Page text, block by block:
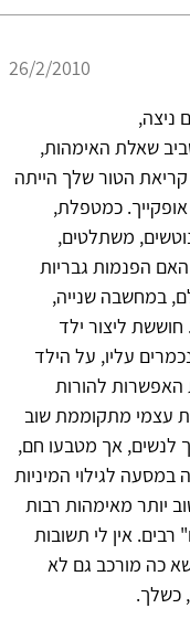
26/2/2010
ניצה,
סביב שאלת האימהות,
קריאת הטור שלך הייתה
כמטפלת,
משתלטים,
הפנמות גבריות
במחשבה שנייה,
ליצור ילד
עליו, על הילד
האפשרות להורות
עצמי מתקוממת שוב
לנשים, אך מטבעו חם,
במסעה לגילוי המיניות
יותר מאימהות רבות
רבים. אין לי תשובות
כה מורכב גם לא
כשלך.